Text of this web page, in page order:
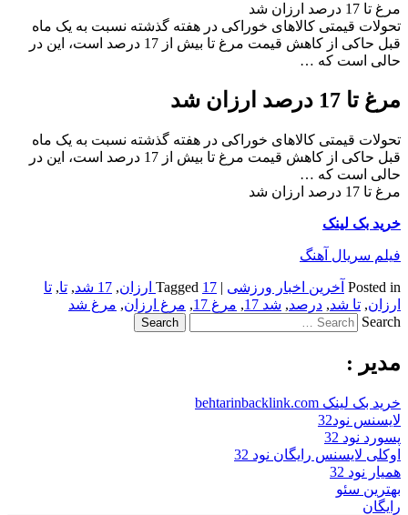
مرغ تا 17 درصد ارزان شد
تحولات قیمتی کالاهای خوراکی در هفته گذشته نسبت به یک ماه
قبل حاکی از کاهش قیمت مرغ تا بیش از 17 درصد است، این در
حالی است که …
مرغ تا 17 درصد ارزان شد
تحولات قیمتی کالاهای خوراکی در هفته گذشته نسبت به یک ماه
قبل حاکی از کاهش قیمت مرغ تا بیش از 17 درصد است، این در
حالی است که …
مرغ تا 17 درصد ارزان شد
خرید بک لینک
فیلم سریال آهنگ
Posted in آخرین اخبار ورزشی |
Tagged 17 ارزان , 17 شد , تا, تا
ارزان, تا شد, درصد, شد 17 , مرغ 17 , مرغ ارزان, مرغ شد
Search
مدیر :
خرید بک لینک behtarinbacklink.com
لایسنس نود32
پسورد نود 32
اوکلی لایسنس رایگان نود 32
همیار نود 32
بهترین سئو
رایگان